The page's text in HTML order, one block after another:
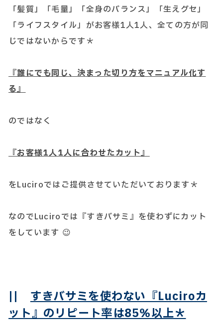
「髪質」「毛量」「全身のバランス」「生えグセ」
「ライフスタイル」がお客様1人1人、全ての方が同
じではないからです＊
『誰にでも同じ、決まった切り方をマニュアル化す
る』
のではなく
『お客様1人1人に合わせたカット』
をLuciroではご提供させていただいております＊
なのでLuciroでは『すきバサミ』を使わずにカット
をしています 😉
||すきバサミを使わない『Luciroカ
ット』のリピート率は85％以上＊